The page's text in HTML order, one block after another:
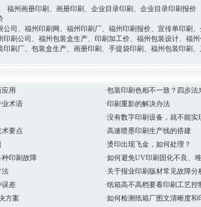
福州画册印刷、画册印刷、企业目录印刷、企业目录印刷报价
司、福州印刷网、福州印刷厂、福州印刷报价、宣传单印刷、
印刷公司、福州包装盒生产、印刷加工价、福州包装设计、福
刷厂、包装盒生产、画册印刷、手提袋印刷、福州包装印刷、
用
·包装印刷色相不一致？四步法
业术语
·印刷重影的解决办法
·没有数字印刷设备，就不能实
术要点
·高速喷墨印刷生产线的搭建
·烫印出现飞金，如何处理？
种印刷故障
·如何避免UV印刷固化不良、
法
·关于报业印刷版材常见故障分
误差
·纸箱高不高档要看印刷工艺控
方案
·如何检测纸箱厂图文清晰度和